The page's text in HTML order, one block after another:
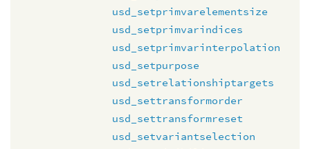
usd_setprimvarelementsize
usd_setprimvarindices
usd_setprimvarinterpolation
usd_setpurpose
usd_setrelationshiptargets
usd_settransformorder
usd_settransformreset
usd_setvariantselection